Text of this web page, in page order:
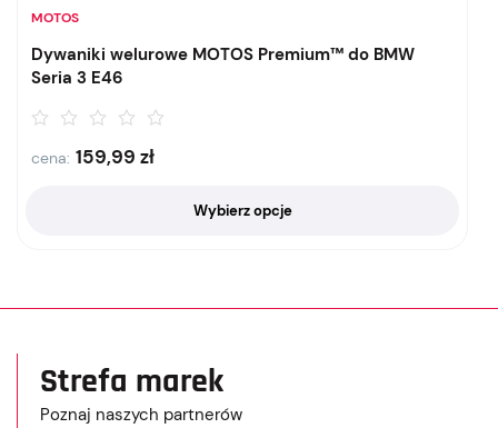
MOTOS
Dywaniki welurowe MOTOS Premium™ do BMW
Seria 3 E46
cena: 159,99 zł
Wybierz opcje
Strefa marek
Poznaj naszych partnerów